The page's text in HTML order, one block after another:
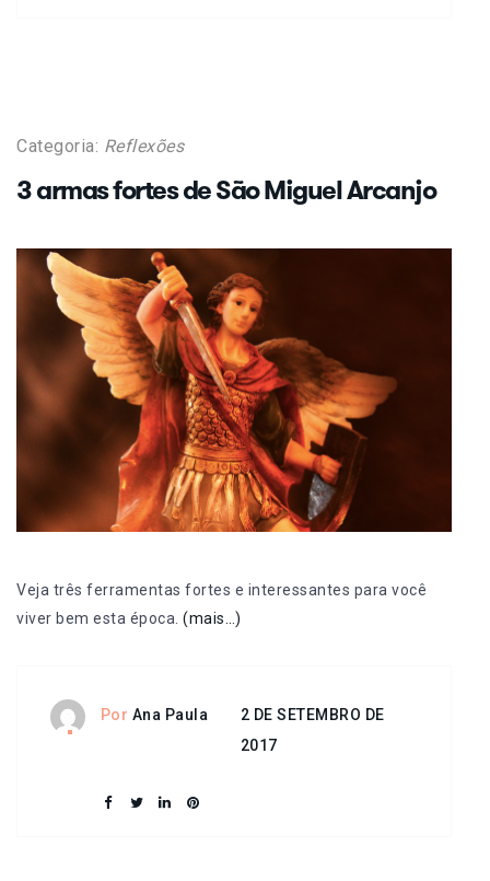
Categoria: Reflexões
3 armas fortes de São Miguel Arcanjo
Veja três ferramentas fortes e interessantes para você
viver bem esta época. (mais…)
Por Ana Paula
2 DE SETEMBRO DE
2017